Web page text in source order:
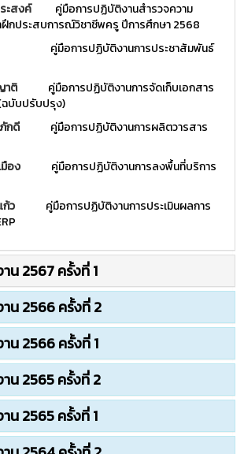
ะสงค์
คู่มือการปฏิบัติงานสำรวจความ
กประสบการณ์วิชาชีพครู ปีการศึกษา 2568
คู่มือการปฏิบัติงานการประชาสัมพันธ์
าติ
คู่มือการปฏิบัติงานการจัดเก็บเอกสาร
ฉบับปรับปรุง)
กดี
คู่มือการปฏิบัติงานการผลิตวารสาร
งเมือง คู่มือการปฏิบัติงานการลงพื้นที่บริการ
รแก้ว คู่มือการปฏิบัติงานการประเมินผลการ
น 2567 ครั้งที่ 1
น 2566 ครั้งที่ 2
น 2566 ครั้งที่ 1
น 2565 ครั้งที่ 2
น 2565 ครั้งที่ 1